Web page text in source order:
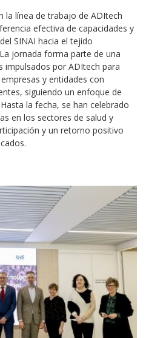
la línea de trabajo de ADItech
efectiva de capacidades y
SINAI hacia el tejido
jornada forma parte de una
impulsados por ADItech para
y entidades con
siguiendo un enfoque de
la fecha, se han celebrado
en los sectores de salud y
y un retorno positivo